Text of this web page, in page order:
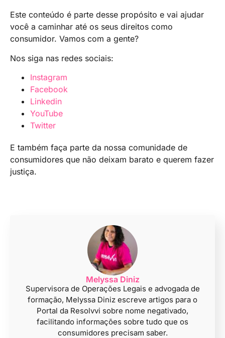
Este conteúdo é parte desse propósito e vai ajudar
você a caminhar até os seus direitos como
consumidor. Vamos com a gente?
Nos siga nas redes sociais:
Instagram
Facebook
Linkedin
YouTube
Twitter
E também faça parte da nossa comunidade de
consumidores que não deixam barato e querem fazer
justiça.
Melyssa Diniz
Supervisora de Operações Legais e advogada de
formação, Melyssa Diniz escreve artigos para o
Portal da Resolvvi sobre nome negativado,
facilitando informações sobre tudo que os
consumidores precisam saber.